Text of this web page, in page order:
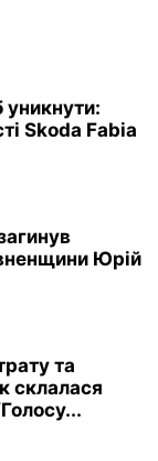
Skoda Fabia
Юрій
та
склалася